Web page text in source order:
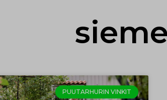
PUUTARHURIN VINKIT